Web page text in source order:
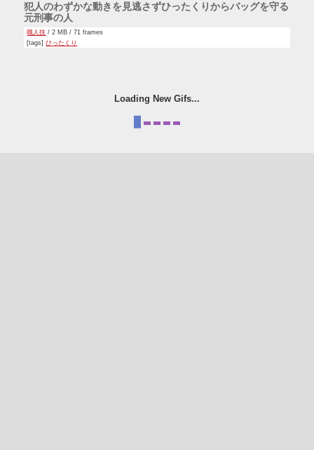
犯人のわずかな動きを見逃さずひったくりからバッグを守る
元刑事の人
職人技 / 2 MB / 71 frames
[tags]ひったくり
Loading New Gifs...